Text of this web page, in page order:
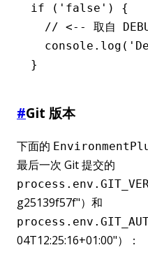
if ( 'false' ) {
// <-- 取自
  console
.log (
}
#Git 版本
下面的
最后一次 Git 提交的
g25139f57f"）和
04T12:25:16+01:00"）：